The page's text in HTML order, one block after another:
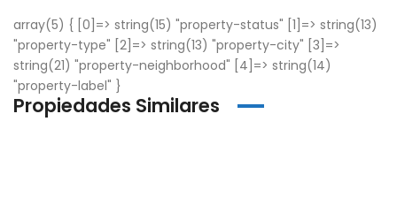
array(5) { [0]=> string(15) "property-status" [1]=> string(13)
"property-type" [2]=> string(13) "property-city" [3]=>
string(21) "property-neighborhood" [4]=> string(14)
"property-label" }
Propiedades Similares